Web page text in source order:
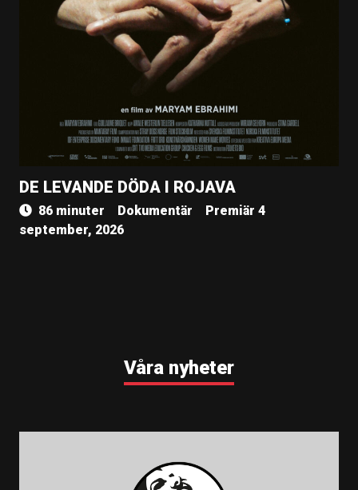
DE LEVANDE DÖDA I ROJAVA
86 minuter Dokumentär
Premiär 4
september, 2026
Våra nyheter